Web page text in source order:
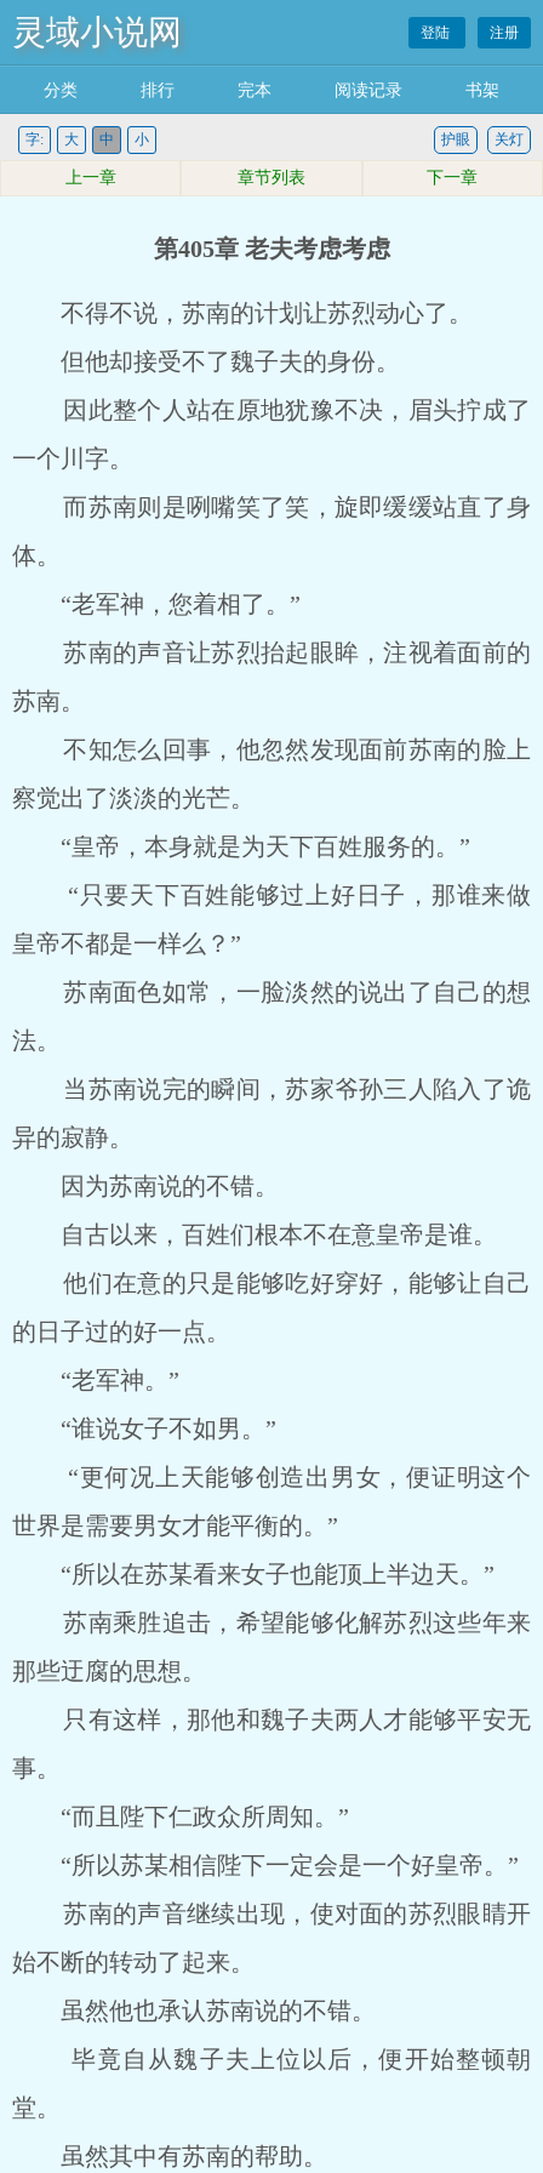
灵域小说网 登陆 注册
分类 排行 完本 阅读记录 书架
字: 大 中 小 关灯
护眼
上一章 章节列表 下一章
第405章 老夫考虑考虑
不得不说，苏南的计划让苏烈动心了。
但他却接受不了魏子夫的身份。
因此整个人站在原地犹豫不决，眉头拧成了
一个川字。
而苏南则是咧嘴笑了笑，旋即缓缓站直了身
体。
“老军神，您着相了。”
苏南的声音让苏烈抬起眼眸，注视着面前的
苏南。
不知怎么回事，他忽然发现面前苏南的脸上
察觉出了淡淡的光芒。
“皇帝，本身就是为天下百姓服务的。”
“只要天下百姓能够过上好日子，那谁来做
皇帝不都是一样么？”
苏南面色如常，一脸淡然的说出了自己的想
法。
当苏南说完的瞬间，苏家爷孙三人陷入了诡
异的寂静。
因为苏南说的不错。
自古以来，百姓们根本不在意皇帝是谁。
他们在意的只是能够吃好穿好，能够让自己
的日子过的好一点。
“老军神。”
“谁说女子不如男。”
“更何况上天能够创造出男女，便证明这个
世界是需要男女才能平衡的。”
“所以在苏某看来女子也能顶上半边天。”
苏南乘胜追击，希望能够化解苏烈这些年来
那些迂腐的思想。
只有这样，那他和魏子夫两人才能够平安无
事。
“而且陛下仁政众所周知。”
“所以苏某相信陛下一定会是一个好皇帝。”
苏南的声音继续出现，使对面的苏烈眼睛开
始不断的转动了起来。
虽然他也承认苏南说的不错。
毕竟自从魏子夫上位以后，便开始整顿朝
堂。
虽然其中有苏南的帮助。